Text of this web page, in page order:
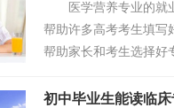
医学营养专业的就业
帮助许多高考考生填写
帮助家长和考生选择
初中毕业生能读临